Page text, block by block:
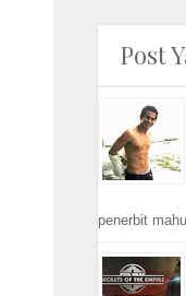
Post
penerbit